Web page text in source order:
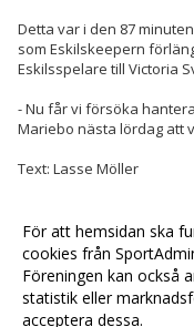
Detta var i den 87
som Eskilskeepern
Eskilsspelare till Victoria
- Nu får vi försöka
Mariebo nästa lördag att
Text: Lasse Möller
<< Tillbaka
För att hemsidan ska
cookies från
Föreningen kan också
statistik eller
acceptera dessa.